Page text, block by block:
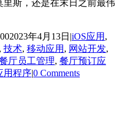
斯，还是在末日之前最伟
2023年4月13日 |iOS应用 ,
, 技术, 移动应用 , 网站开发,
厅员工管理, 餐厅预订应
用程序|0 Comments